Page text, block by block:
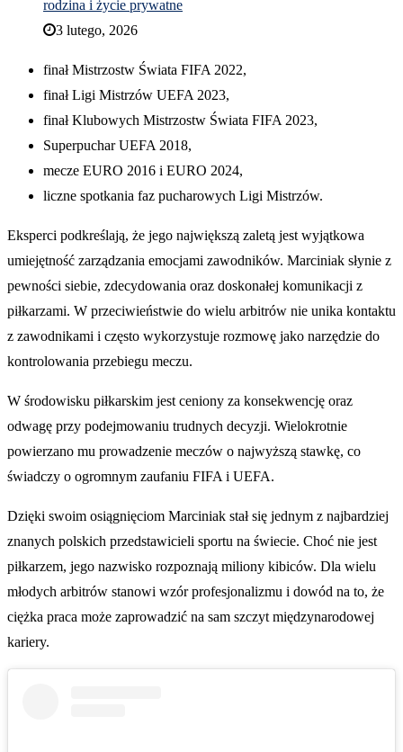
rodzina i życie prywatne
3 lutego, 2026
finał Mistrzostw Świata FIFA 2022,
finał Ligi Mistrzów UEFA 2023,
finał Klubowych Mistrzostw Świata FIFA 2023,
Superpuchar UEFA 2018,
mecze EURO 2016 i EURO 2024,
liczne spotkania faz pucharowych Ligi Mistrzów.
Eksperci podkreślają, że jego największą zaletą jest wyjątkowa
umiejętność zarządzania emocjami zawodników. Marciniak słynie z
pewności siebie, zdecydowania oraz doskonałej komunikacji z
piłkarzami. W przeciwieństwie do wielu arbitrów nie unika kontaktu
z zawodnikami i często wykorzystuje rozmowę jako narzędzie do
kontrolowania przebiegu meczu.
W środowisku piłkarskim jest ceniony za konsekwencję oraz
odwagę przy podejmowaniu trudnych decyzji. Wielokrotnie
powierzano mu prowadzenie meczów o najwyższą stawkę, co
świadczy o ogromnym zaufaniu FIFA i UEFA.
Dzięki swoim osiągnięciom Marciniak stał się jednym z najbardziej
znanych polskich przedstawicieli sportu na świecie. Choć nie jest
piłkarzem, jego nazwisko rozpoznają miliony kibiców. Dla wielu
młodych arbitrów stanowi wzór profesjonalizmu i dowód na to, że
ciężka praca może zaprowadzić na sam szczyt międzynarodowej
kariery.